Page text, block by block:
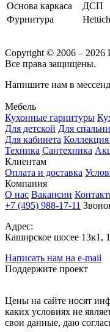
Основа каркаса
ДСП
Фурнитура
Hettich
Copyright © 2006 –
Все права защищены.
Напишите нам в
Мебель
Кухонные гарнитуры
Для детской Для спальни
Для кабинета
Техника Сантехника
Клиентам
Оплата и доставка
Компания
О нас Вакансии
+7 (495) 988-17-11
Адрес:
Каширское шосее 13к1,
Написать нам на e-mail
Поддержите проект
Цены на сайте носят
каких условиях не
свои данные, даю